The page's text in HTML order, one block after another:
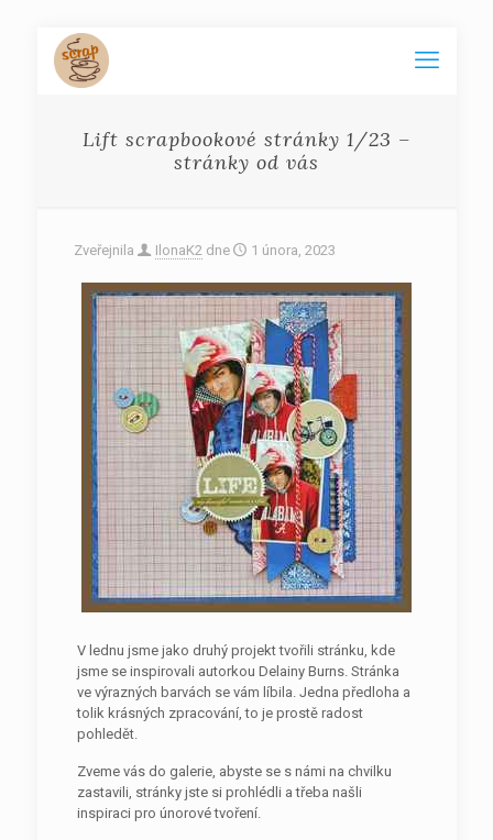
Lift scrapbookové stránky 1/23 –
stránky od vás
Zveřejnila IlonaK2 dne 1 února, 2023
V lednu jsme jako druhý projekt tvořili stránku, kde
jsme se inspirovali autorkou Delainy Burns. Stránka
ve výrazných barvách se vám líbila. Jedna předloha a
tolik krásných zpracování, to je prostě radost
pohledět.
Zveme vás do galerie, abyste se s námi na chvilku
zastavili, stránky jste si prohlédli a třeba našli
inspiraci pro únorové tvoření.